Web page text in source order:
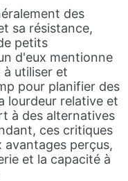
des
sa résistance,
petits
d'eux mentionne
à utiliser et
pour planifier des
lourdeur relative et
à des alternatives
ces critiques
perçus,
et la capacité à